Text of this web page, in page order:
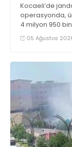
Kocaeli’de
operasyonda,
4 milyon 950
geçirildi
05 Ağustos